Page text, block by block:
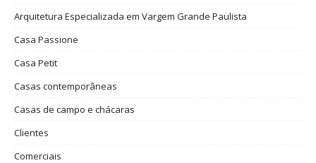
Arquitetura Especializada em Vargem Grande Paulista
Casa Passione
Casa Petit
Casas contemporâneas
Casas de campo e chácaras
Clientes
Comerciais